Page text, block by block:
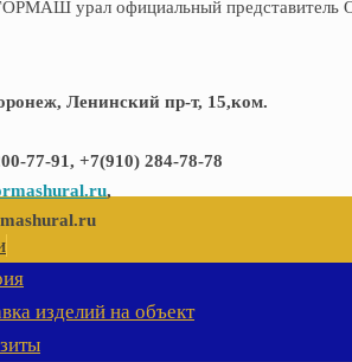
Ленинский пр-т, 15,ком.
77-91, +7(910) 284-78-78
,
изделий на объект